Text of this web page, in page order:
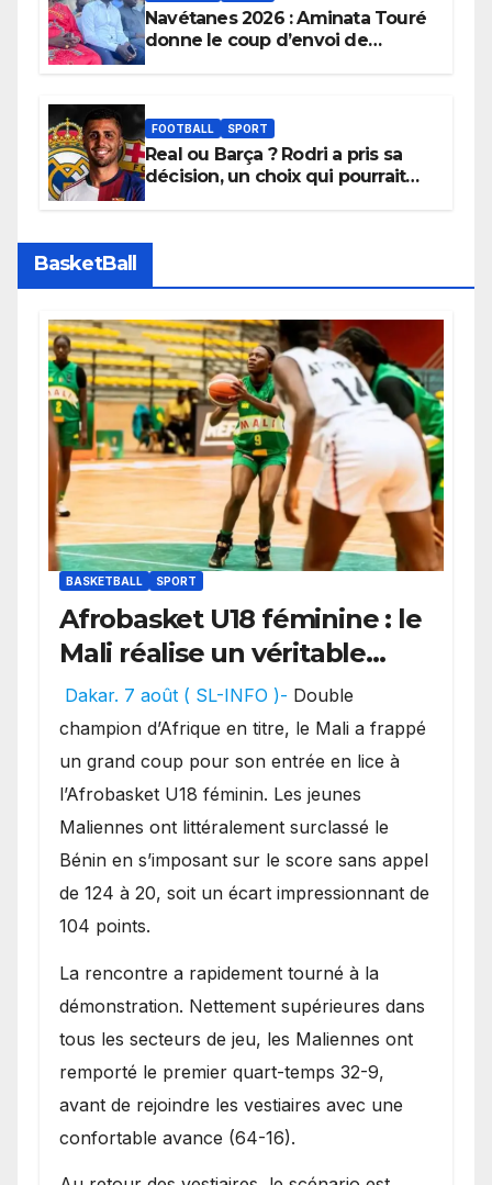
Navétanes 2026 : Aminata Touré
donne le coup d’envoi de
apaisées.
FOOTBALL SPORT
Real ou Barça ? Rodri a pris sa
décision, un choix qui pourrait
BasketBall
BASKETBALL SPORT
Afrobasket U18 féminine : le
Mali réalise un véritable
festival offensif et inflige
une lourde défaite au
Bénin.
Dakar. 7 août ( SL-INFO )- Double
champion d’Afrique en titre, le Mali a frappé
un grand coup pour son entrée en lice à
l’Afrobasket U18 féminin. Les jeunes
Maliennes ont littéralement surclassé le
Bénin en s’imposant sur le score sans appel
de 124 à 20, soit un écart impressionnant de
104 points.
La rencontre a rapidement tourné à la
démonstration. Nettement supérieures dans
tous les secteurs de jeu, les Maliennes ont
remporté le premier quart-temps 32-9,
avant de rejoindre les vestiaires avec une
confortable avance (64-16).